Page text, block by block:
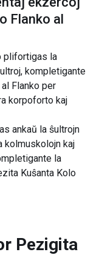
Flanko al
plifortigas la
kompletigante
Flanko per
korpoforto kaj
ankaŭ la ŝultrojn
kolmuskolojn kaj
la
Kuŝanta Kolo
Pezigita